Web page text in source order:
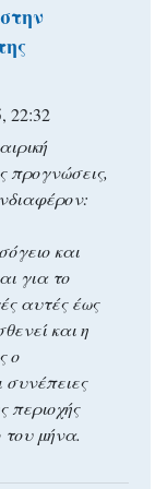
22:32
προγνώσεις,
και
για το
αυτές έως
και η
ο
περιοχής
μήνα.